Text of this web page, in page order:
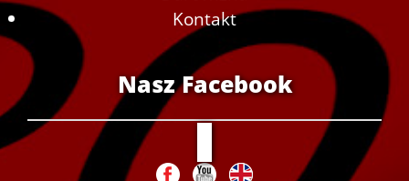
Kontakt
Nasz Facebook